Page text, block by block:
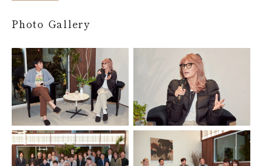
Photo Gallery